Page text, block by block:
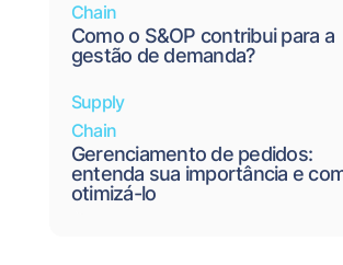
Chain
Como o S&OP contribui para a
gestão de demanda?
Supply
Chain
Gerenciamento de pedidos:
entenda sua importância e
otimizá-lo